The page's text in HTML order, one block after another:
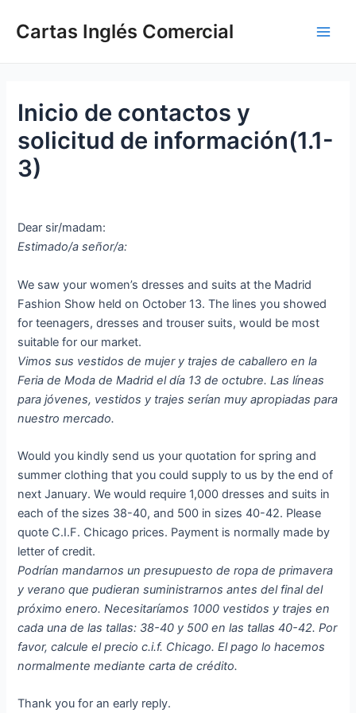
Cartas Inglés Comercial
Inicio de contactos y
solicitud de información(1.1-
3)
Dear sir/madam:
Estimado/a señor/a:
We saw your women’s dresses and suits at the Madrid
Fashion Show held on October 13. The lines you showed
for teenagers, dresses and trouser suits, would be most
suitable for our market.
Vimos sus vestidos de mujer y trajes de caballero en la
Feria de Moda de Madrid el día 13 de octubre. Las líneas
para jóvenes, vestidos y trajes serían muy apropiadas para
nuestro mercado.
Would you kindly send us your quotation for spring and
summer clothing that you could supply to us by the end of
next January. We would require 1,000 dresses and suits in
each of the sizes 38-40, and 500 in sizes 40-42. Please
quote C.I.F. Chicago prices. Payment is normally made by
letter of credit.
Podrían mandarnos un presupuesto de ropa de primavera
y verano que pudieran suministrarnos antes del final del
próximo enero. Necesitaríamos 1000 vestidos y trajes en
cada una de las tallas: 38-40 y 500 en las tallas 40-42. Por
favor, calcule el precio c.i.f. Chicago. El pago lo hacemos
normalmente mediante carta de crédito.
Thank you for an early reply.